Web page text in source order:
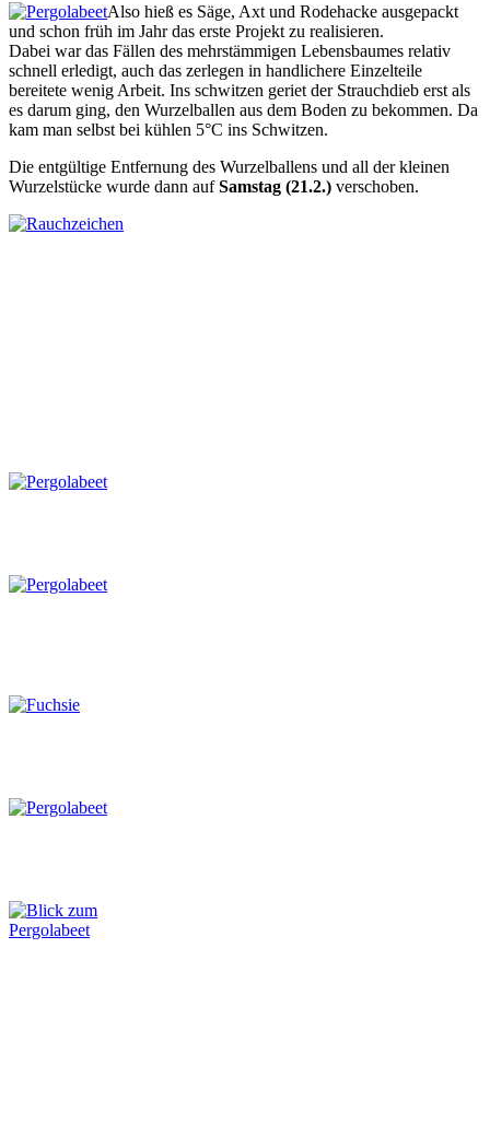
Also hieß es Säge, Axt und Rodehacke ausgepackt
und schon früh im Jahr das erste Projekt zu realisieren.
Dabei war das Fällen des mehrstämmigen Lebensbaumes relativ
schnell erledigt, auch das zerlegen in handlichere Einzelteile
bereitete wenig Arbeit. Ins schwitzen geriet der Strauchdieb erst als
es darum ging, den Wurzelballen aus dem Boden zu bekommen. Da
kam man selbst bei kühlen 5°C ins Schwitzen.
Die entgültige Entfernung des Wurzelballens und all der kleinen
Wurzelstücke wurde dann aufSamstag (21.2.) verschoben.